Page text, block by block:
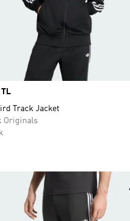
TL
Track Jacket
Originals
Ekle